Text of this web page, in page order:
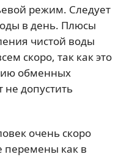
режим. Следует
в день. Плюсы
чистой воды
скоро, так как это
обменных
не допустить
очень скоро
перемены как в